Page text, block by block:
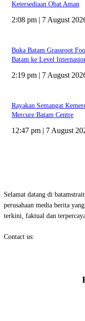
Ketersediaan Obat Aman
2:08 pm | 7 August
Buka Batam Grassroot
Batam ke Level
2:19 pm | 7 August
Rayakan Semangat
Mercure Batam Centre
12:47 pm | 7 August
Selamat datang di
perusahaan media berita
terkini, faktual dan
Contact us: